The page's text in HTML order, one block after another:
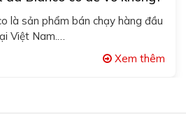
là sản phẩm bán chạy hàng đầu
Việt Nam.…
Xem thêm